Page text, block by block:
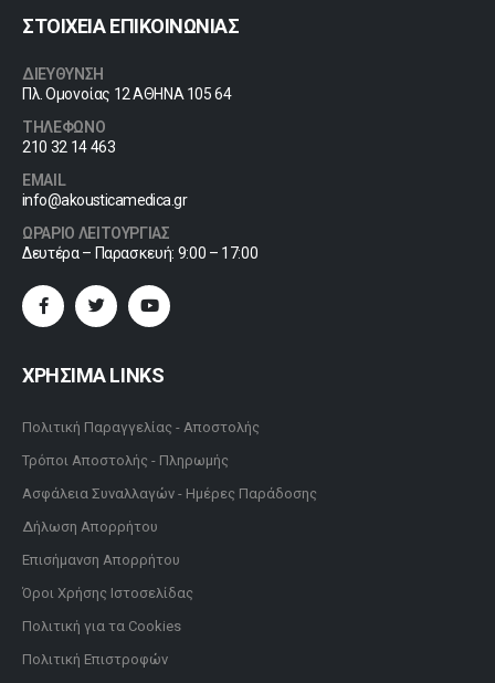
ΣΤΟΙΧΕΙΑ ΕΠΙΚΟΙΝΩΝΙΑΣ
ΔΙΕΥΘΥΝΣΗ
Πλ. Ομονοίας 12 ΑΘΗΝΑ 105 64
ΤΗΛΕΦΩΝΟ
210 32 14 463
EMAIL
info@akousticamedica.gr
ΩΡΑΡΙΟ ΛΕΙΤΟΥΡΓΙΑΣ
Δευτέρα – Παρασκευή: 9:00 – 17:00
ΧΡΗΣΙΜΑ LINKS
Πολιτική Παραγγελίας - Αποστολής
Τρόποι Αποστολής - Πληρωμής
Ασφάλεια Συναλλαγών - Ημέρες Παράδοσης
Δήλωση Απορρήτου
Επισήμανση Απορρήτου
Όροι Χρήσης Ιστοσελίδας
Πολιτική για τα Cookies
Πολιτική Επιστροφών